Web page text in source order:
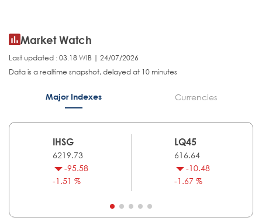
Market Watch
Last updated : 03.18 WIB | 24/07/2026
Data is a realtime snapshot, delayed at 10 minutes
Major Indexes Currencies
IHSG
6219.73
-95.58
-1.51 %
LQ45
616.64
-10.48
-1.67 %